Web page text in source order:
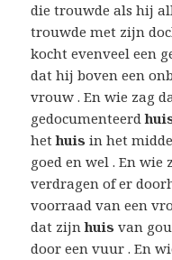
die trouwde als hij
trouwde met zijn
kocht evenveel een
dat hij boven een
vrouw . En wie zag
gedocumenteerd
hethuis in het
goed en wel . En
verdragen of er
voorraad van een
dat zijnhuis van
door een vuur . En